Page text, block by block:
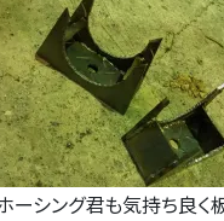
ーシング君も気持ち良